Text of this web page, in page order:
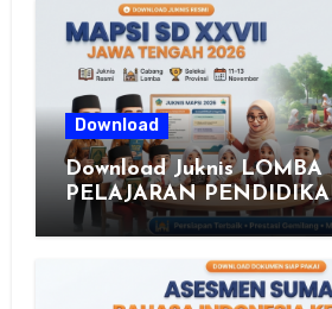
Download
Download Juknis LOMBA
PELAJARAN
ISLAM DAN SENI ISLAMI
JAWA TENGAH TAHUN